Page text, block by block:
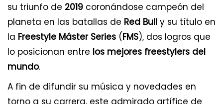
su triunfo de 2019 coronándose campeón del
planeta en las batallas de Red Bull y su título en
la Freestyle Máster Series (FMS), dos logros que
lo posicionan entre los mejores freestylers del
mundo.
A fin de difundir su música y novedades en
torno a su carrera, este admirado artífice de